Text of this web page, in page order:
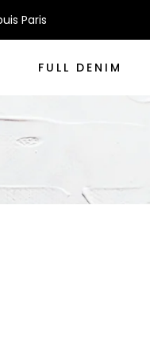
Paris
FULL DENIM